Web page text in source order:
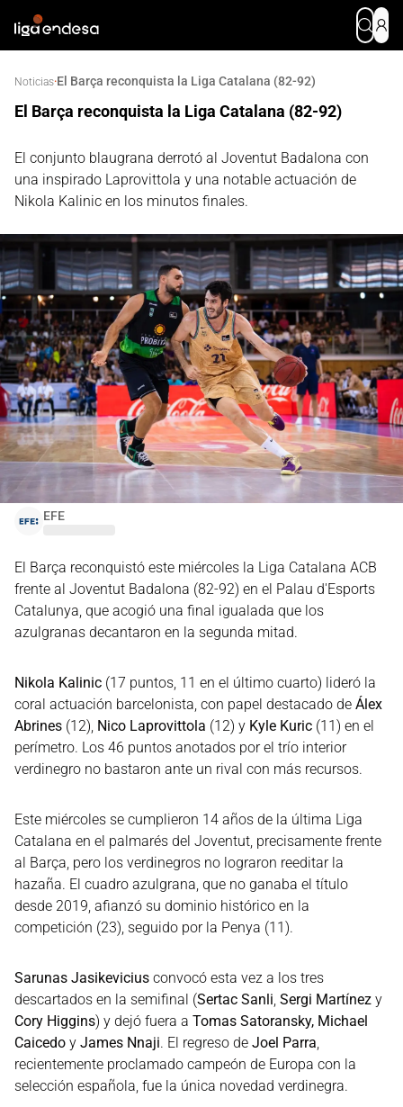
Noticias·El Barça reconquista la Liga Catalana (82-92)
El Barça reconquista la Liga Catalana (82-92)
El conjunto blaugrana derrotó al Joventut Badalona con
una inspirado Laprovittola y una notable actuación de
Nikola Kalinic en los minutos finales.
EFE
El Barça reconquistó este miércoles la Liga Catalana ACB
frente al Joventut Badalona (82-92) en el Palau d'Esports
Catalunya, que acogió una final igualada que los
azulgranas decantaron en la segunda mitad.
Nikola Kalinic (17 puntos, 11 en el último cuarto) lideró la
coral actuación barcelonista, con papel destacado de Álex
Abrines (12), Nico Laprovittola (12) y Kyle Kuric (11) en el
perímetro. Los 46 puntos anotados por el trío interior
verdinegro no bastaron ante un rival con más recursos.
Este miércoles se cumplieron 14 años de la última Liga
Catalana en el palmarés del Joventut, precisamente frente
al Barça, pero los verdinegros no lograron reeditar la
hazaña. El cuadro azulgrana, que no ganaba el título
desde 2019, afianzó su dominio histórico en la
competición (23), seguido por la Penya (11).
Sarunas Jasikevicius convocó esta vez a los tres
descartados en la semifinal (Sertac Sanli Sergi Martínez y
Cory Higgins) y dejó fuera a Tomas Satoransky, Michael
Caicedo y James Nnaji. El regreso de Joel Parra
recientemente proclamado campeón de Europa con la
selección española, fue la única novedad verdinegra.